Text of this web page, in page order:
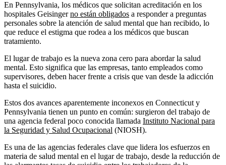
En Pennsylvania, los médicos que solicitan acreditación en los
hospitales Geisingerno están obligados a responder a preguntas
personales sobre la atención de salud mental que han recibido, lo
que reduce el estigma que rodea a los médicos que buscan
tratamiento.
El lugar de trabajo es la nueva zona cero para abordar la salud
mental. Esto significa que las empresas, tanto empleados como
supervisores, deben hacer frente a crisis que van desde la adicción
hasta el suicidio.
Estos dos avances aparentemente inconexos en Connecticut y
Pennsylvania tienen un punto en común: surgieron del trabajo de
una agencia federal poco conocida llamada Instituto Nacional para
la Seguridad y Salud Ocupacional (NIOSH).
Es una de las agencias federales clave que lidera los esfuerzos en
materia de salud mental en el lugar de trabajo, desde la reducción de